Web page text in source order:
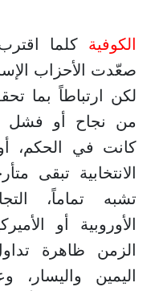
الكوفية كلما
صعّدت الأحزاب
لكن ارتباطاً بما
من نجاح أو فشل
كانت في الحكم،
الانتخابية تبقى
تشبه تماماً،
الأوروبية أو
الزمن ظاهرة
اليمين واليسار،